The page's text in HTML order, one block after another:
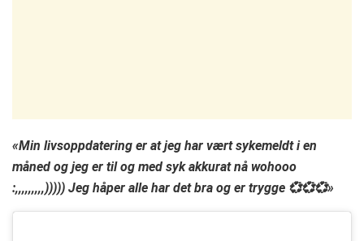
«Min livsoppdatering er at jeg har vært sykemeldt i en
måned og jeg er til og med syk akkurat nå wohooo
:,,,,,,,,,))))) Jeg håper alle har det bra og er trygge 💞💞💞»